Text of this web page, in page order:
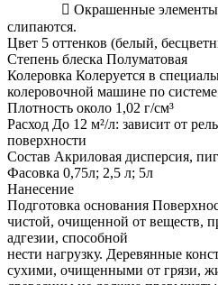
 Окрашенные элементы
слипаются.
Цвет 5 оттенков (белый,
Степень блеска Полуматовая
Колеровка Колеруется в
колеровочной машине по
Плотность около 1,02 г/cм³
Расход До 12 м²/л: зависит от
поверхности
Состав Акриловая дисперсия,
Фасовка 0,75л; 2,5 л; 5л
Нанесение
Подготовка основания
чистой, очищенной от веществ,
адгезии, способной
нести нагрузку. Деревянные
сухими, очищенными от грязи,